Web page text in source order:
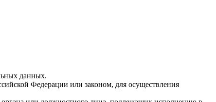
данных.
Федерации или законом, для осуществления